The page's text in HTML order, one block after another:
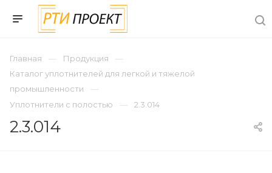
Главная
Продукция
Каталог уплотнителей для легкой и тяжелой
промышленности
Уплотнители с полостью
2.3.014
2.3.014